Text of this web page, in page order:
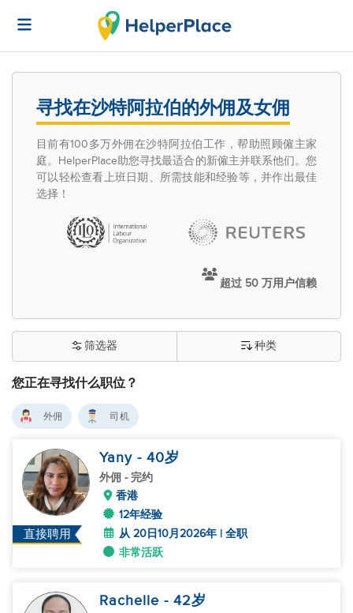
寻找在沙特阿拉伯的外佣及女佣
目前有100多万外佣在沙特阿拉伯工作，帮助照顾僱主家
庭。HelperPlace助您寻找最适合的新僱主并联系他们。您
可以轻松查看上班日期、所需技能和经验等，并作出最佳
选择！
超过 50 万用户信赖
您正在寻找什么职位？
筛选器 种类
外佣 司机
直接聘用
Yany - 40岁
外佣 - 完约
香港
12年经验
从 20日10月2026年 | 全职
非常活跃
Rachelle - 42岁